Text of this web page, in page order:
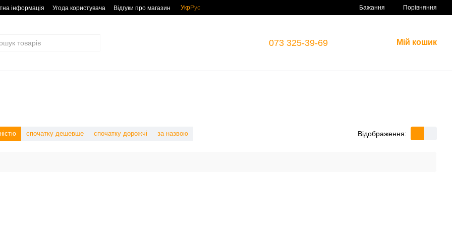
інформація Угода користувача Відгуки про магазин УкрРус Бажання Порівняння
073 325-39-69 Мій кошик
спочатку дешевше спочатку дорожчі за назвою Відображення: